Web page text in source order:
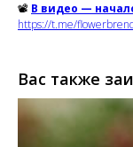
📽 В видео —
https://t.me/
Вас также